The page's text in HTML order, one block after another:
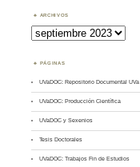
ARCHIVOS
Archivos
PÁGINAS
UVaDOC: Repositorio Documental UVa
UVaDOC: Producción Científica
UVaDOC y Sexenios
Tesis Doctorales
UVaDOC: Trabajos Fin de Estudios